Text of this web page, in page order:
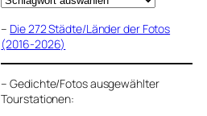
– Die 272 Städte/Länder der Fotos
(2016-2026)
–Gedichte/Fotos ausgewählter
Tourstationen: